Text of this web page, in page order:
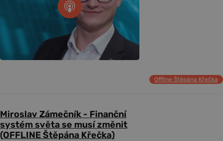
Offline Štěpána Křečka
Miroslav Zámečník - Finanční
systém světa se musí změnit
(OFFLINE Štěpána Křečka)